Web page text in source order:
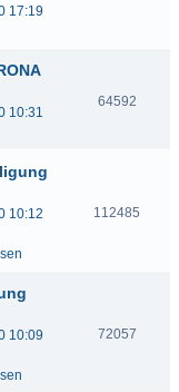
17:19
10:31
64592
10:12
112485
10:09
72057